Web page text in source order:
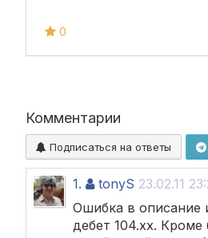
0
Комментарии
Подписаться на ответы
1. tonyS 23.02.11
Ошибка в описание
дебет 104.хх.